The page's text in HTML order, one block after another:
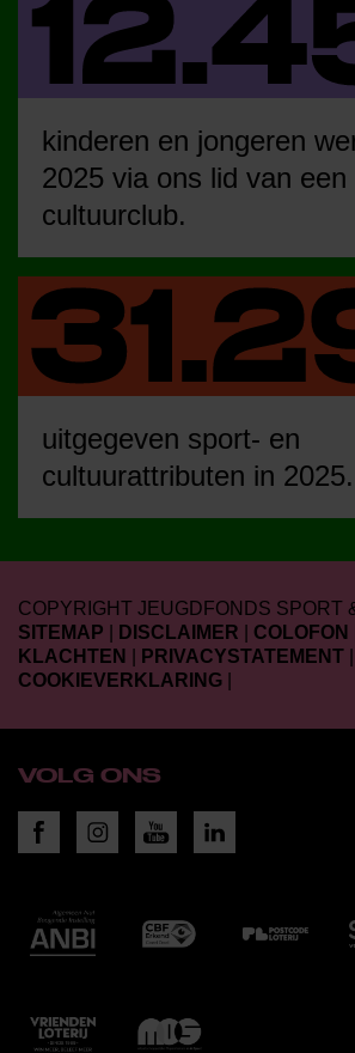
kinderen en jongeren
2025 via ons lid van een
cultuurclub.
uitgegeven sport- en
cultuurattributen in 2025.
COPYRIGHT JEUGDFONDS SPORT
SITEMAP
DISCLAIMER COLOFON
KLACHTEN
PRIVACYSTATEMENT
COOKIEVERKLARING
VOLG ONS